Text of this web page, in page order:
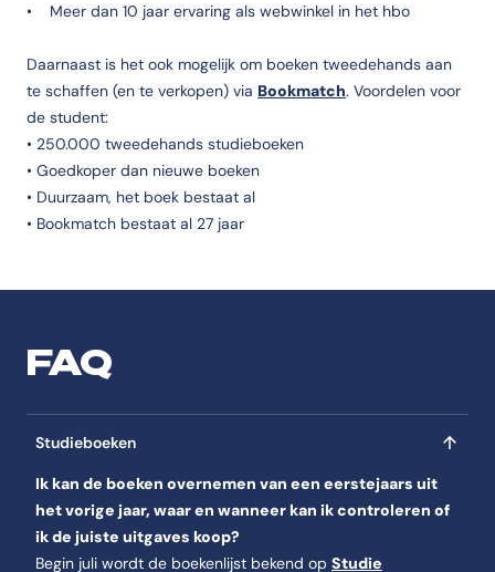
• Meer dan 10 jaar ervaring als webwinkel in het hbo
Daarnaast is het ook mogelijk om boeken tweedehands aan
te schaffen (en te verkopen) via Bookmatch. Voordelen voor
de student:
• 250.000 tweedehands studieboeken
• Goedkoper dan nieuwe boeken
• Duurzaam, het boek bestaat al
• Bookmatch bestaat al 27 jaar
FAQ
Studieboeken
Ik kan de boeken overnemen van een eerstejaars uit
het vorige jaar, waar en wanneer kan ik controleren of
ik de juiste uitgaves koop?
Begin juli wordt de boekenlijst bekend op Studie